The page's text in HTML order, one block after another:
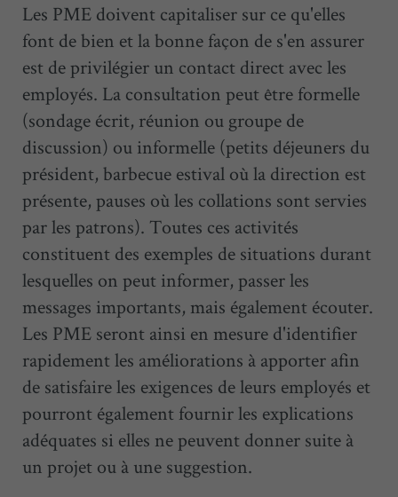
Les PME doivent capitaliser sur ce qu'elles
font de bien et la bonne façon de s'en assurer
est de privilégier un contact direct avec les
employés. La consultation peut être formelle
(sondage écrit, réunion ou groupe de
discussion) ou informelle (petits déjeuners du
président, barbecue estival où la direction est
présente, pauses où les collations sont servies
par les patrons). Toutes ces activités
constituent des exemples de situations durant
lesquelles on peut informer, passer les
messages importants, mais également écouter.
Les PME seront ainsi en mesure d'identifier
rapidement les améliorations à apporter afin
de satisfaire les exigences de leurs employés et
pourront également fournir les explications
adéquates si elles ne peuvent donner suite à
un projet ou à une suggestion.